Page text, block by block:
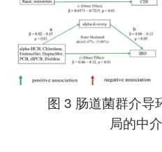
图 3 肠道菌群介导
局的中